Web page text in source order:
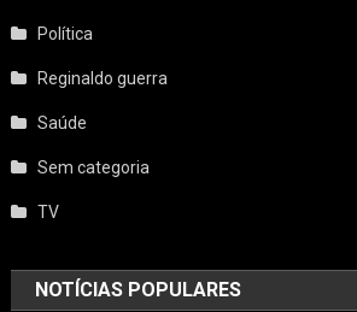
Política
Reginaldo guerra
Saúde
Sem categoria
TV
NOTÍCIAS POPULARES